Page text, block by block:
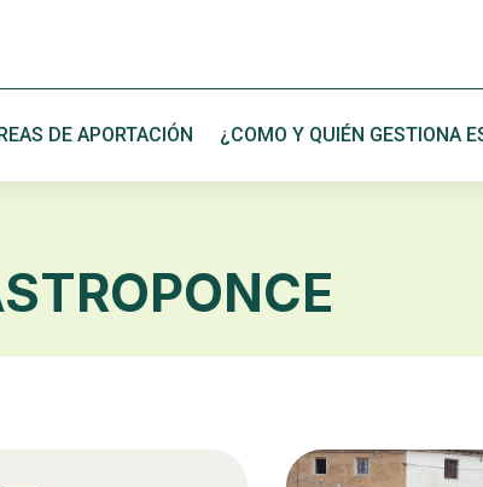
DE APORTACIÓN ¿COMO Y QUIÉN GESTIONA